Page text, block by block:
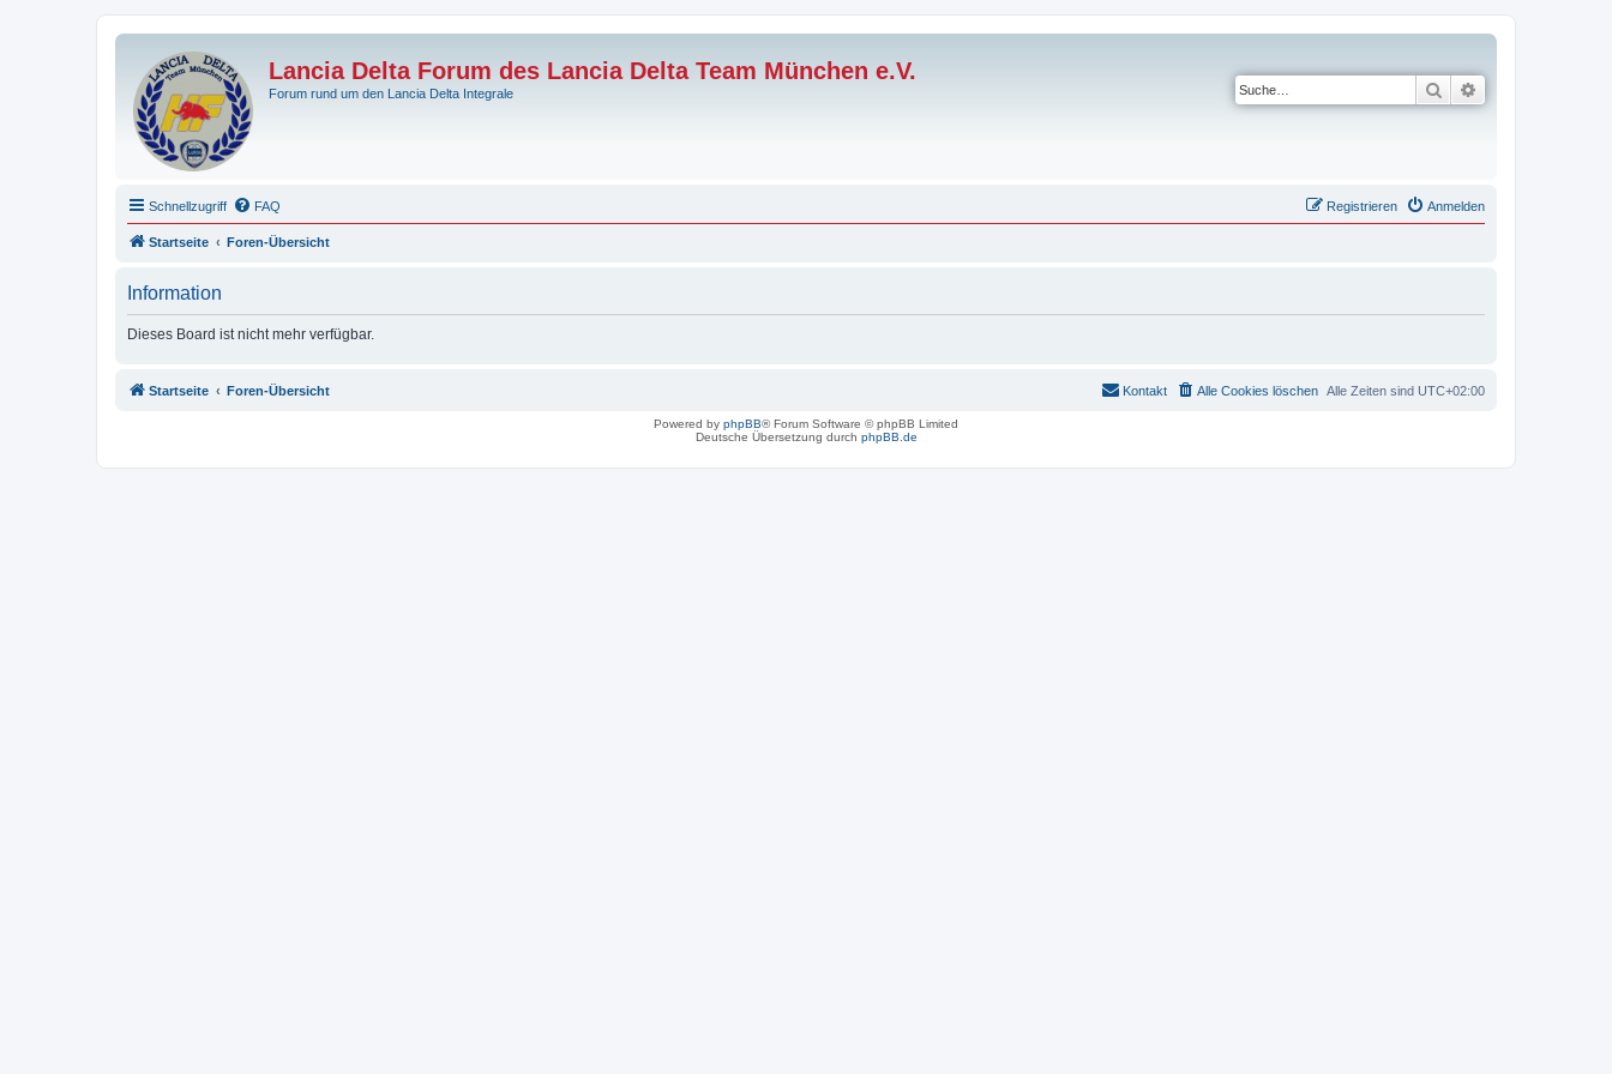
Lancia Delta Forum des Lancia Delta Team München e.V.
Forum rund um den Lancia Delta Integrale Suche
Schnellzugriff FAQ Anmelden
Registrieren
Startseite Foren-Übersicht
Information
Dieses Board ist nicht mehr verfügbar.
Startseite Foren-Übersicht Alle Zeiten sind UTC+02:00
Alle Cookies löschen
Kontakt
Powered by phpBB® Forum Software © phpBB Limited
Deutsche Übersetzung durch phpBB.de